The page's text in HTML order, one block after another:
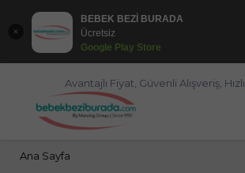
BEBEK BEZİ BURADA
Ücretsiz
Google Play Store
Avantajlı Fiyat, Güvenli Alışveriş,
Ana Sayfa